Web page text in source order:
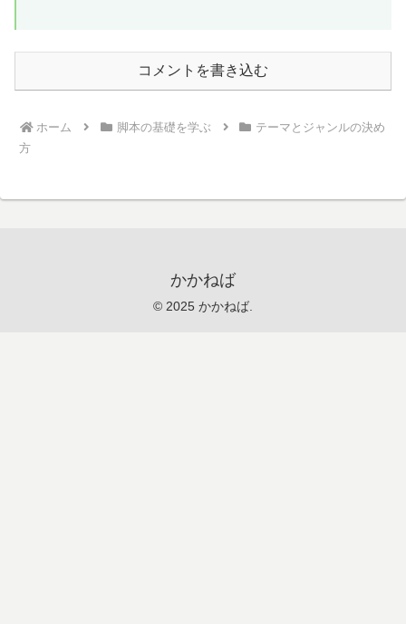
コメントを書き込む
ホーム 脚本の基礎を学ぶ
テーマとジャンルの決め
方
かかねば
© 2025 かかねば.